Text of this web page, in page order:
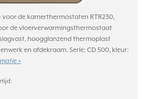
de kamerthermostaten RTR230,
de vloerverwarmingsthermostaat
slagvast, hoogglanzend thermoplast
en afdekraam. Serie: CD 500, kleur:
»